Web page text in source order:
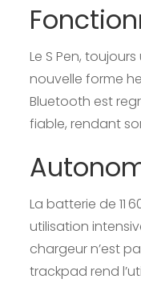
Le S Pen,
nouvelle forme
Bluetooth est
fiable, rendant
La batterie de 11
utilisation
chargeur n’est
trackpad rend